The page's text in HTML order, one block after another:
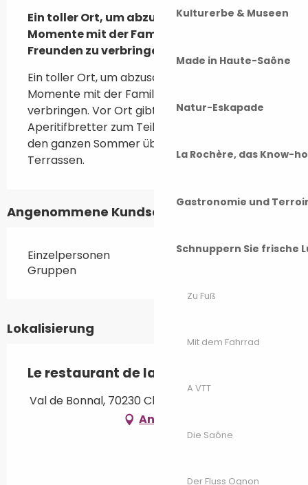
Kulturerbe & Museen
Made in Haute-Saône
Natur-Eskapade
La Rochère, das Know-
Gastronomie und
Schnuppern Sie frische
Zu Fuß
Mit dem Fahrrad
A VTT
Die Saône
Der Fluss Ognon
Ein toller Ort, um abzuschalten und schöne
Momente mit der Familie oder mit
Freunden zu verbringen.
Ein toller Ort, um abzuschalten und schöne
Momente mit der Familie oder mit Freunden zu
verbringen. Vor Ort gibt es Snacks, eine Bar,
Aperitifbretter zum Teilen, kleine Mahlzeiten
den ganzen Sommer über und schöne
Terrassen.
Angenommene Kundschaften
Einzelpersonen
Gruppen
Lokalisierung
Le restaurant de la Forge
Val de Bonnal, 70230 Chassey-lès-Montbozon
Anfahrt